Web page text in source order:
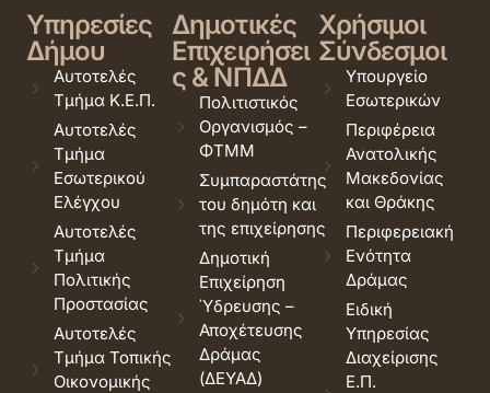
Υπηρεσίες
Δήμου
Αυτοτελές
Τμήμα Κ.Ε.Π.
Αυτοτελές
Τμήμα
Εσωτερικού
Ελέγχου
Αυτοτελές
Τμήμα
Πολιτικής
Προστασίας
Αυτοτελές
Τμήμα Τοπικής
Οικονομικής
Δημοτικές
Επιχειρήσει
ς & ΝΠΔΔ
Πολιτιστικός
Οργανισμός –
ΦΤΜΜ
Συμπαραστάτης
του δημότη και
της επιχείρησης
Δημοτική
Επιχείρηση
Ύδρευσης –
Αποχέτευσης
Δράμας
(ΔΕΥΑΔ)
Χρήσιμοι
Σύνδεσμοι
Υπουργείο
Εσωτερικών
Περιφέρεια
Ανατολικής
Μακεδονίας
και Θράκης
Περιφερειακή
Ενότητα
Δράμας
Ειδική
Υπηρεσίας
Διαχείρισης
Ε.Π.